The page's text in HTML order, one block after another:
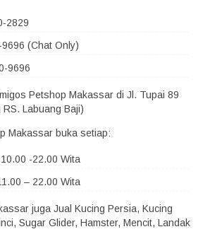
2829
(Chat Only)
9696
Petshop Makassar di Jl. Tupai 89
Labuang Baji)
Makassar buka setiap:
-22.00 Wita
– 22.00 Wita
juga Jual Kucing Persia, Kucing
Sugar Glider, Hamster, Mencit, Landak